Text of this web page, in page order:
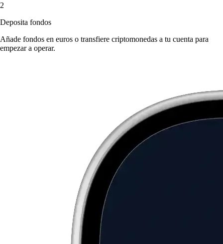
2
Deposita fondos
Añade fondos en euros o transfiere criptomonedas a tu cuenta para
empezar a operar.